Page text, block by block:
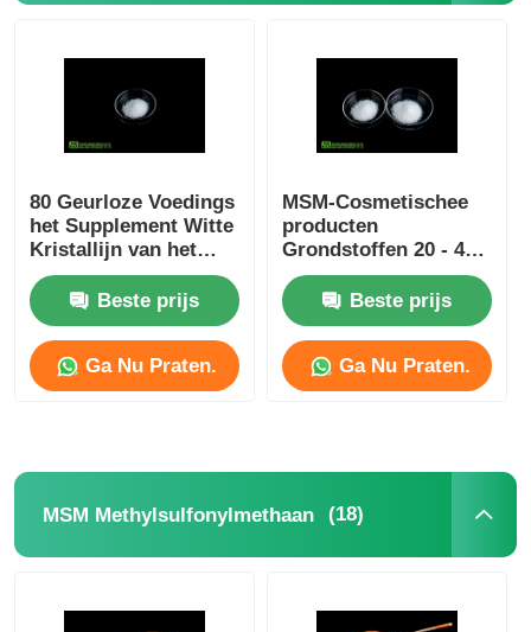
80 Geurloze Voedings
het Supplement Witte
Kristallijn van het
netwerkmsm Poeder
Beste prijs
Ga Nu Praten.
MSM-Cosmetischee
producten
Grondstoffen 20 - 40
Mesh For Skin
WhiteningBeste prijs
Ga Nu Praten.
MSM Methylsulfonylmethaan (18)